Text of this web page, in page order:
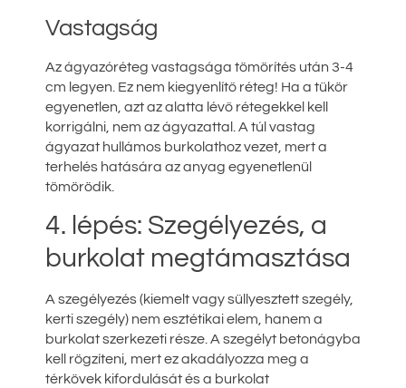
Vastagság
Az ágyazóréteg vastagsága tömörítés után 3-4
cm legyen. Ez nem kiegyenlítő réteg! Ha a tükör
egyenetlen, azt az alatta lévő rétegekkel kell
korrigálni, nem az ágyazattal. A túl vastag
ágyazat hullámos burkolathoz vezet, mert a
terhelés hatására az anyag egyenetlenül
tömörödik.
4. lépés: Szegélyezés, a
burkolat megtámasztása
A szegélyezés (kiemelt vagy süllyesztett szegély,
kerti szegély) nem esztétikai elem, hanem a
burkolat szerkezeti része. A szegélyt betonágyba
kell rögzíteni, mert ez akadályozza meg a
térkövek kifordulását és a burkolat